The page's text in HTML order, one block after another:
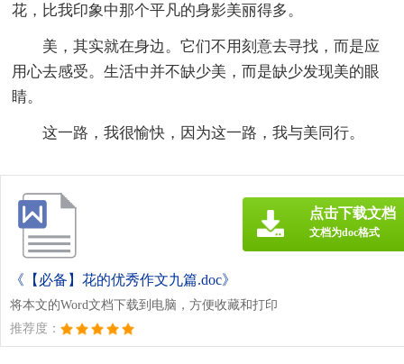
花，比我印象中那个平凡的身影美丽得多。
美，其实就在身边。它们不用刻意去寻找，而是应
用心去感受。生活中并不缺少美，而是缺少发现美的眼
睛。
这一路，我很愉快，因为这一路，我与美同行。
《【必备】花的优秀作文九篇.doc》
将本文的Word文档下载到电脑，方便收藏和打印
推荐度：
点击下载文档
文档为doc格式